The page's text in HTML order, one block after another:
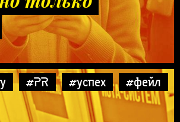
#PR #успех #фейл